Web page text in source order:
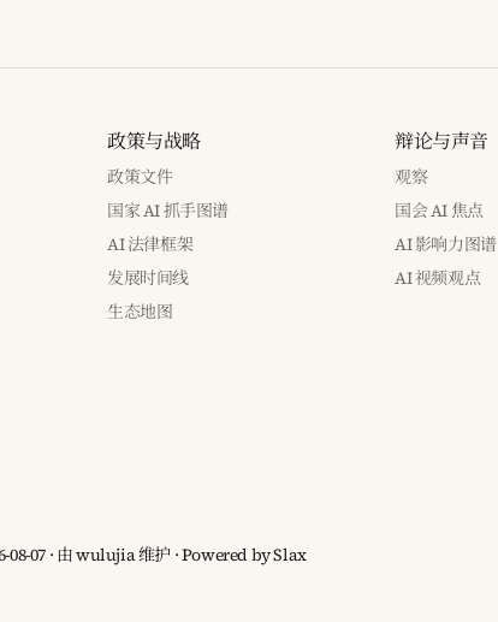
政策与战略
政策文件
国家 AI 抓手图谱
AI 法律框架
发展时间线
生态地图
辩论与声音
观察
国会 AI 焦点
AI 影响力图谱
AI 视频观点
08-07 · 由 wulujia 维护 · Powered bySlax